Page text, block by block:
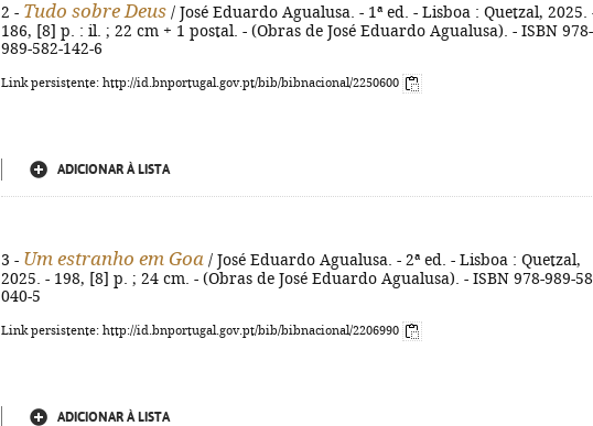
2 - Tudo sobre Deus / José Eduardo Agualusa. - 1ª ed. - Lisboa : Quetzal, 2025.
186, [8] p. : il. ; 22 cm + 1 postal. - (Obras de José Eduardo Agualusa). - ISBN 978-
989-582-142-6
Link persistente: http://id.bnportugal.gov.pt/bib/bibnacional/2250600
ADICIONAR À LISTA
3 - Um estranho em Goa / José Eduardo Agualusa. - 2ª ed. - Lisboa : Quetzal,
2025. - 198, [8] p. ; 24 cm. - (Obras de José Eduardo Agualusa). - ISBN 978-989-
040-5
Link persistente: http://id.bnportugal.gov.pt/bib/bibnacional/2206990
ADICIONAR À LISTA